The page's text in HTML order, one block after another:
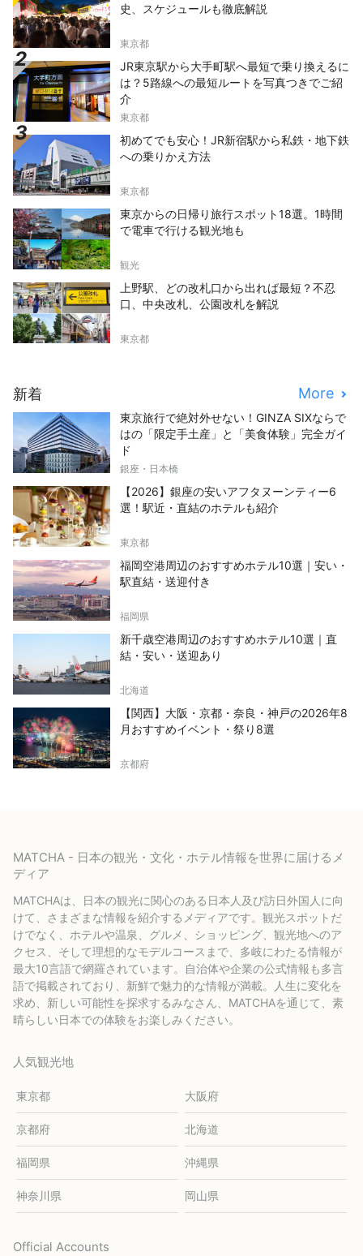
史、スケジュールも徹底解説
東京都
JR東京駅から大手町駅へ最短で乗り換えるに
は？5路線への最短ルートを写真つきでご紹
介
東京都
初めてでも安心！JR新宿駅から私鉄・地下鉄
への乗りかえ方法
東京都
東京からの日帰り旅行スポット18選。1時間
で電車で行ける観光地も
観光
上野駅、どの改札口から出れば最短？不忍
口、中央改札、公園改札を解説
東京都
新着 More
東京旅行で絶対外せない！GINZA SIXならで
はの「限定手土産」と「美食体験」完全ガイ
ド
銀座・日本橋
【2026】銀座の安いアフタヌーンティー6
選！駅近・直結のホテルも紹介
東京都
福岡空港周辺のおすすめホテル10選｜安い・
駅直結・送迎付き
福岡県
新千歳空港周辺のおすすめホテル10選｜直
結・安い・送迎あり
北海道
【関西】大阪・京都・奈良・神戸の2026年8
月おすすめイベント・祭り8選
京都府
MATCHA - 日本の観光・文化・ホテル情報を世界に届けるメ
ディア
MATCHAは、日本の観光に関心のある日本人及び訪日外国人に向
けて、さまざまな情報を紹介するメディアです。観光スポットだ
けでなく、ホテルや温泉、グルメ、ショッピング、観光地へのア
クセス、そして理想的なモデルコースまで、多岐にわたる情報が
最大10言語で網羅されています。自治体や企業の公式情報も多言
語で掲載されており、新鮮で魅力的な情報が満載。人生に変化を
求め、新しい可能性を探求するみなさん、MATCHAを通じて、素
晴らしい日本での体験をお楽しみください。
人気観光地
東京都 大阪府
京都府 北海道
福岡県 沖縄県
神奈川県 岡山県
Official Accounts